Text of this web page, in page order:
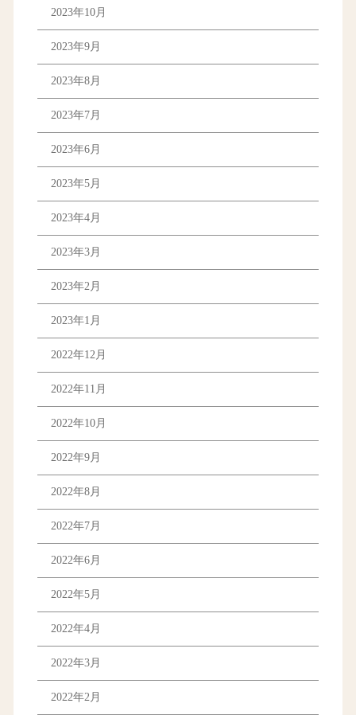
2023年10月
2023年9月
2023年8月
2023年7月
2023年6月
2023年5月
2023年4月
2023年3月
2023年2月
2023年1月
2022年12月
2022年11月
2022年10月
2022年9月
2022年8月
2022年7月
2022年6月
2022年5月
2022年4月
2022年3月
2022年2月